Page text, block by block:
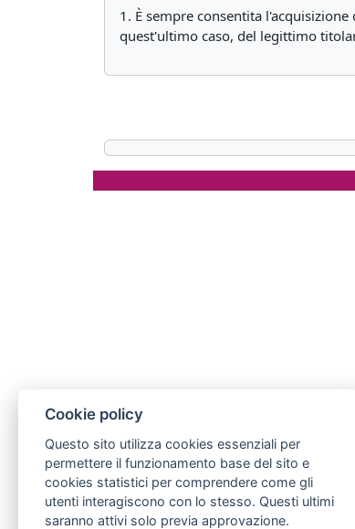
1. È sempre consentita
quest'ultimo caso, del legittimo
Cookie policy
Questo sito utilizza cookies essenziali per
permettere il funzionamento base del sito e
cookies statistici per comprendere come gli
utenti interagiscono con lo stesso. Questi ultimi
saranno attivi solo previa approvazione.